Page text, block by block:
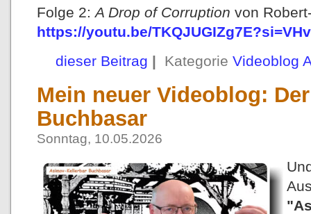
Folge 2:A Drop of Corruption von
https://youtu.be/
dieser Beitrag | Kategorie Videoblog
Mein neuer Videoblog:
Buchbasar
Sonntag, 10.05.2026